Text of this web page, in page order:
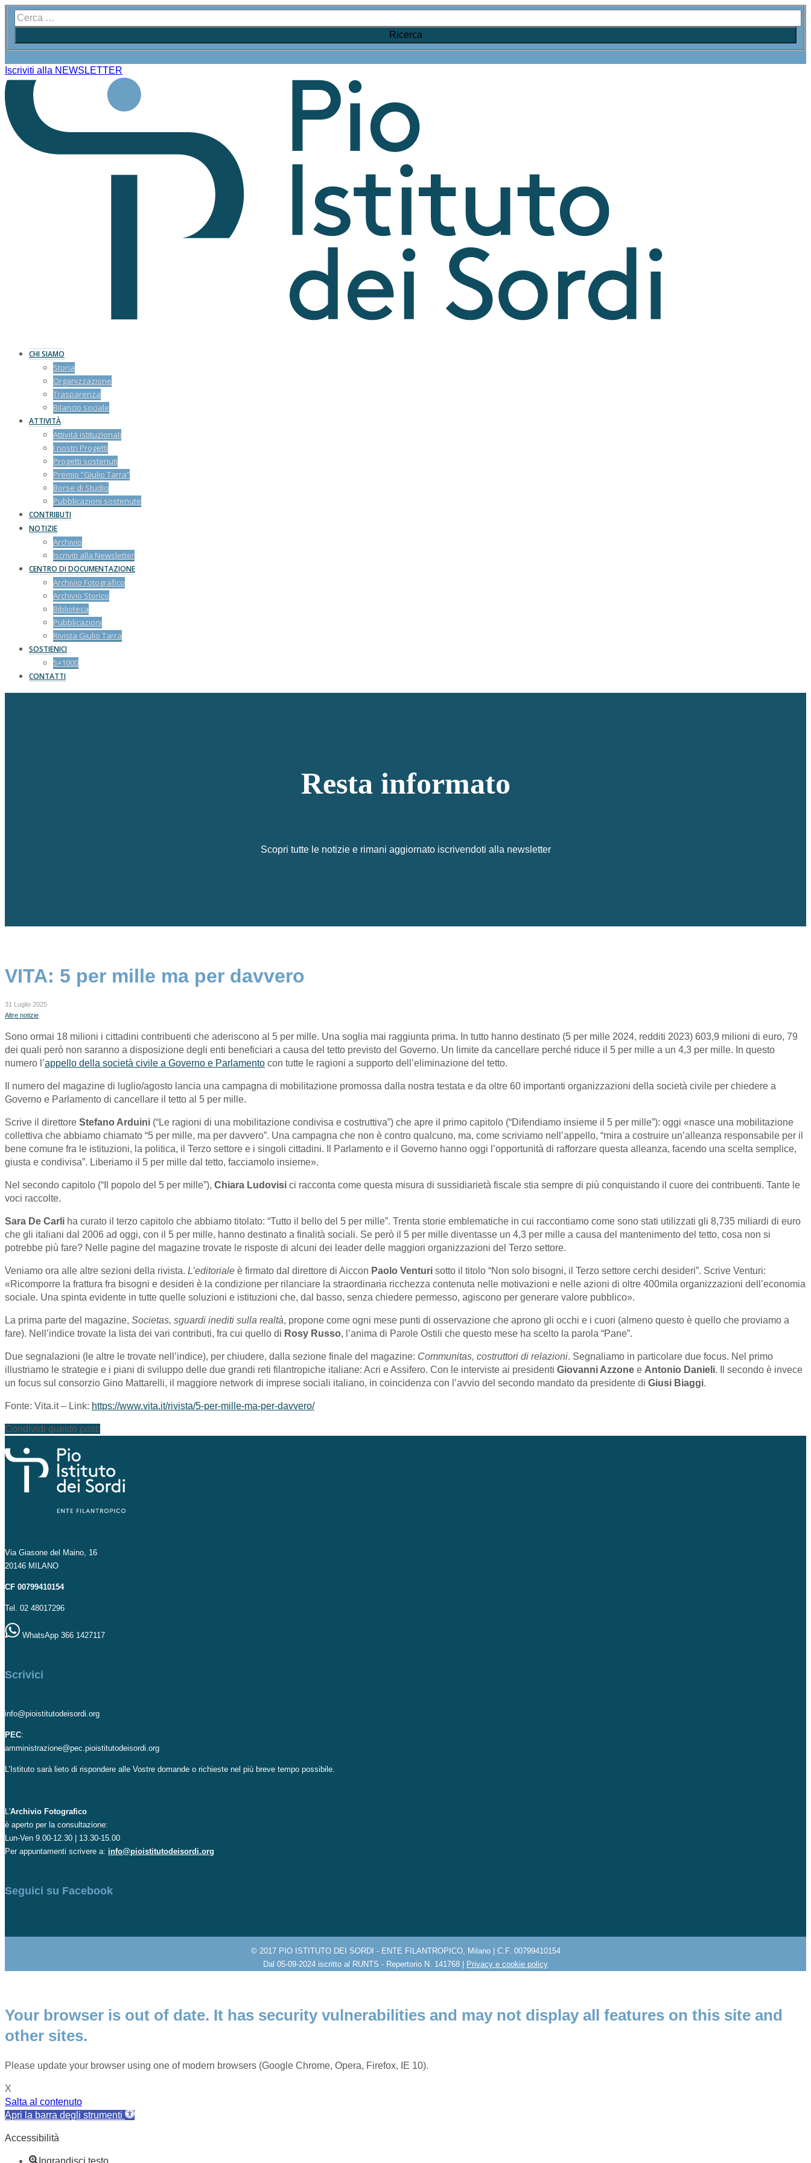
Iscriviti alla NEWSLETTER
CHI SIAMO
Storia
Organizzazione
Trasparenza
Bilancio sociale
ATTIVITÀ
Attività istituzionali
I nostri Progetti
Progetti sostenuti
Premio “Giulio Tarra”
Borse di Studio
Pubblicazioni sostenute
CONTRIBUTI
NOTIZIE
Archivio
Iscriviti alla Newsletter
CENTRO DI DOCUMENTAZIONE
Archivio Fotografico
Archivio Storico
Biblioteca
Pubblicazioni
Rivista Giulio Tarra
SOSTIENICI
5×1000
CONTATTI
Resta informato
Scopri tutte le notizie e rimani aggiornato iscrivendoti alla newsletter
VITA: 5 per mille ma per davvero
31 Luglio 2025
Altre notizie
Sono ormai 18 milioni i cittadini contribuenti che aderiscono al 5 per mille. Una soglia mai raggiunta prima. In tutto hanno destinato (5 per mille 2024, redditi 2023) 603,9 milioni di euro, 79
dei quali però non saranno a disposizione degli enti beneficiari a causa del tetto previsto del Governo. Un limite da cancellare perché riduce il 5 per mille a un 4,3 per mille. In questo
numero l’appello della società civile a Governo e Parlamento con tutte le ragioni a supporto dell’eliminazione del tetto.
Il numero del magazine di luglio/agosto lancia una campagna di mobilitazione promossa dalla nostra testata e da oltre 60 importanti organizzazioni della società civile per chiedere a
Governo e Parlamento di cancellare il tetto al 5 per mille.
Scrive il direttore Stefano Arduini (“Le ragioni di una mobilitazione condivisa e costruttiva”) che apre il primo capitolo (“Difendiamo insieme il 5 per mille”): oggi «nasce una mobilitazione
collettiva che abbiamo chiamato “5 per mille, ma per davvero”. Una campagna che non è contro qualcuno, ma, come scriviamo nell’appello, “mira a costruire un’alleanza responsabile per il
bene comune fra le istituzioni, la politica, il Terzo settore e i singoli cittadini. Il Parlamento e il Governo hanno oggi l’opportunità di rafforzare questa alleanza, facendo una scelta semplice,
giusta e condivisa”. Liberiamo il 5 per mille dal tetto, facciamolo insieme».
Nel secondo capitolo (“Il popolo del 5 per mille”), Chiara Ludovisi ci racconta come questa misura di sussidiarietà fiscale stia sempre di più conquistando il cuore dei contribuenti. Tante le
voci raccolte.
Sara De Carli ha curato il terzo capitolo che abbiamo titolato: “Tutto il bello del 5 per mille”. Trenta storie emblematiche in cui raccontiamo come sono stati utilizzati gli 8,735 miliardi di euro
che gli italiani dal 2006 ad oggi, con il 5 per mille, hanno destinato a finalità sociali. Se però il 5 per mille diventasse un 4,3 per mille a causa del mantenimento del tetto, cosa non si
potrebbe più fare? Nelle pagine del magazine trovate le risposte di alcuni dei leader delle maggiori organizzazioni del Terzo settore.
Veniamo ora alle altre sezioni della rivista. L’editoriale è firmato dal direttore di Aiccon Paolo Venturi sotto il titolo “Non solo bisogni, il Terzo settore cerchi desideri”. Scrive Venturi:
«Ricomporre la frattura fra bisogni e desideri è la condizione per rilanciare la straordinaria ricchezza contenuta nelle motivazioni e nelle azioni di oltre 400mila organizzazioni dell’economia
sociale. Una spinta evidente in tutte quelle soluzioni e istituzioni che, dal basso, senza chiedere permesso, agiscono per generare valore pubblico».
La prima parte del magazine, Societas, sguardi inediti sulla realtà, propone come ogni mese punti di osservazione che aprono gli occhi e i cuori (almeno questo è quello che proviamo a
fare). Nell’indice trovate la lista dei vari contributi, fra cui quello di Rosy Russo, l’anima di Parole Ostili che questo mese ha scelto la parola “Pane”.
Due segnalazioni (le altre le trovate nell’indice), per chiudere, dalla sezione finale del magazine: Communitas, costruttori di relazioni. Segnaliamo in particolare due focus. Nel primo
illustriamo le strategie e i piani di sviluppo delle due grandi reti filantropiche italiane: Acri e Assifero. Con le interviste ai presidenti Giovanni Azzone e Antonio Danieli. Il secondo è invece
un focus sul consorzio Gino Mattarelli, il maggiore network di imprese sociali italiano, in coincidenza con l’avvio del secondo mandato da presidente di Giusi Biaggi.
Fonte: Vita.it – Link: https://www.vita.it/rivista/5-per-mille-ma-per-davvero/
Condividi questo post:
Via Giasone del Maino, 16
20146 MILANO
CF 00799410154
Tel. 02 48017296
WhatsApp 366 1427117
Scrivici
info@pioistitutodeisordi.org
PEC:
amministrazione@pec.pioistitutodeisordi.org
L’Istituto sarà lieto di rispondere alle Vostre domande o richieste nel più breve tempo possibile.
L'Archivio Fotografico
è aperto per la consultazione:
Lun-Ven 9.00-12.30 | 13.30-15.00
Per appuntamenti scrivere a: info@pioistitutodeisordi.org
Seguici su Facebook
© 2017 PIO ISTITUTO DEI SORDI - ENTE FILANTROPICO, Milano | C.F. 00799410154
Dal 05-09-2024 iscritto al RUNTS - Repertorio N. 141768 | Privacy e cookie policy
Your browser is out of date. It has security vulnerabilities and may not display all features on this site and
other sites.
Please update your browser using one of modern browsers (Google Chrome, Opera, Firefox, IE 10).
X
Salta al contenuto
Apri la barra degli strumenti
Accessibilità
Ingrandisci testo